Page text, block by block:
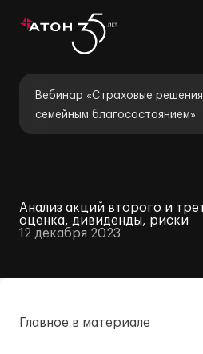
Вебинар «Страховые
семейным благосостоянием»
Анализ акций второго и
оценка, дивиденды, риски
12 декабря 2023
Главное в материале